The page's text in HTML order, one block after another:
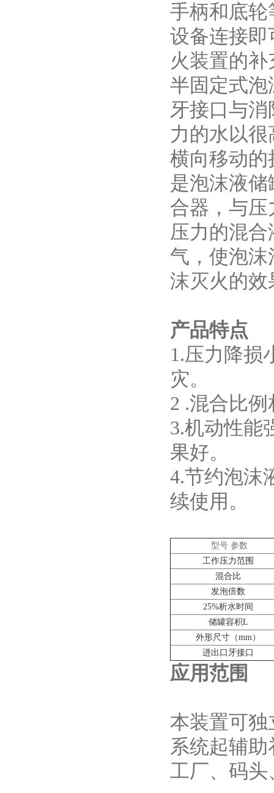
手柄和底
设备连接
火装置的
半固定式
牙接口与
力的水以
横向移动
是泡沫液
合器，与
压力的混
气，使泡
沫灭火的效
产品特点
1.压力降损
灾。
2 .混合比
3.机动性能
果好。
4.节约泡沫
续使用。
型号 参数
工作压力范围
混合比
发泡倍数
25%析水时间
储罐容积L
外形尺寸（mm）
进出口牙接口
应用范围
本装置可
系统起辅
工厂、码